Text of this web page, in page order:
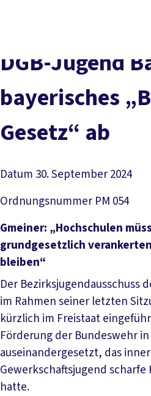
DGB-Ju­gend
baye­ri­sches
Ge­setz“ ab
Datum 30. September 2024
Ordnungsnummer PM 054
Gmeiner: „Hochschulen
grundgesetzlich
bleiben“
Der Bezirksjugendausschuss
im Rahmen seiner letzten
kürzlich im Freistaat
Förderung der Bundeswehr in
auseinandergesetzt, das
Gewerkschaftsjugend
hatte.